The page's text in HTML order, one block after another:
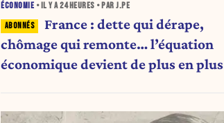
ÉCONOMIE • IL Y A24 HEURES • PAR J.PE
France : dette qui dérape,
chômage qui remonte… l’équation
économique devient de plus en plus